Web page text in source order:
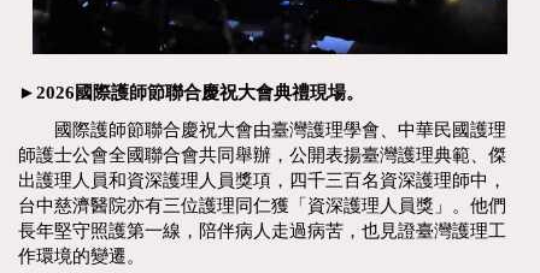
►2026國際護師節聯合慶祝大會典禮現場。
國際護師節聯合慶祝大會由臺灣護理學會、中華民國護理
師護士公會全國聯合會共同舉辦，公開表揚臺灣護理典範、傑
出護理人員和資深護理人員獎項，四千三百名資深護理師中，
台中慈濟醫院亦有三位護理同仁獲「資深護理人員獎」。他們
長年堅守照護第一線，陪伴病人走過病苦，也見證臺灣護理工
作環境的變遷。